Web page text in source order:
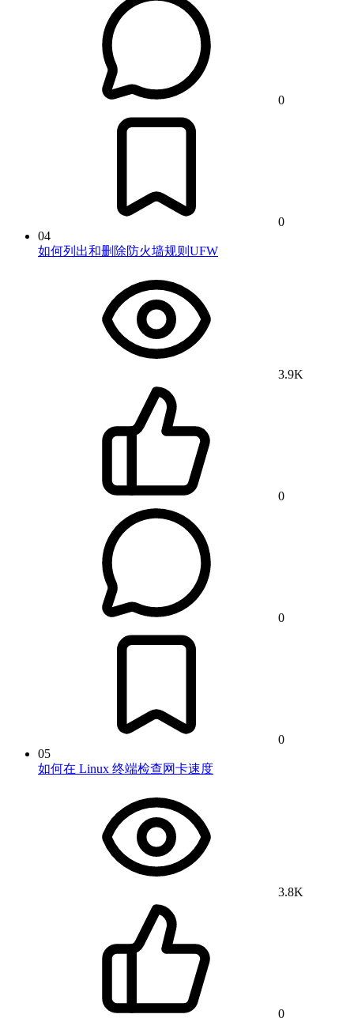
0
0
04
如何列出和删除防火墙规则UFW
3.9K
0
0
0
05
如何在 Linux 终端检查网卡速度
3.8K
0